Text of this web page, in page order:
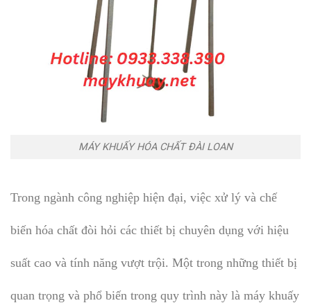
MÁY KHUẤY HÓA CHẤT ĐÀI LOAN
Trong ngành công nghiệp hiện đại, việc xử lý và chế
biến hóa chất đòi hỏi các thiết bị chuyên dụng với hiệu
suất cao và tính năng vượt trội. Một trong những thiết bị
quan trọng và phổ biến trong quy trình này là máy khuấy